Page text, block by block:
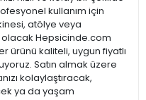
kullanım için
atölye veya
Hepsicinde.com
ürünü kaliteli, uygun fiyatlı
Satın almak üzere
kolaylaştıracak,
ya da yaşam